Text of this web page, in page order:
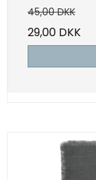
45,00 DKK
29,00 DKK